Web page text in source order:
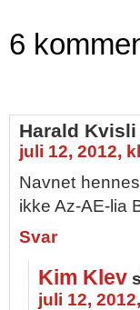
6
Harald Kvisli
juli 12, 2012,
Navnet
ikke Az-AE-lia
Svar
Kim Klev
juli 12,